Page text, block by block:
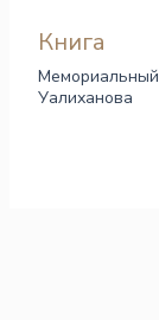
Книга
Уалиханова